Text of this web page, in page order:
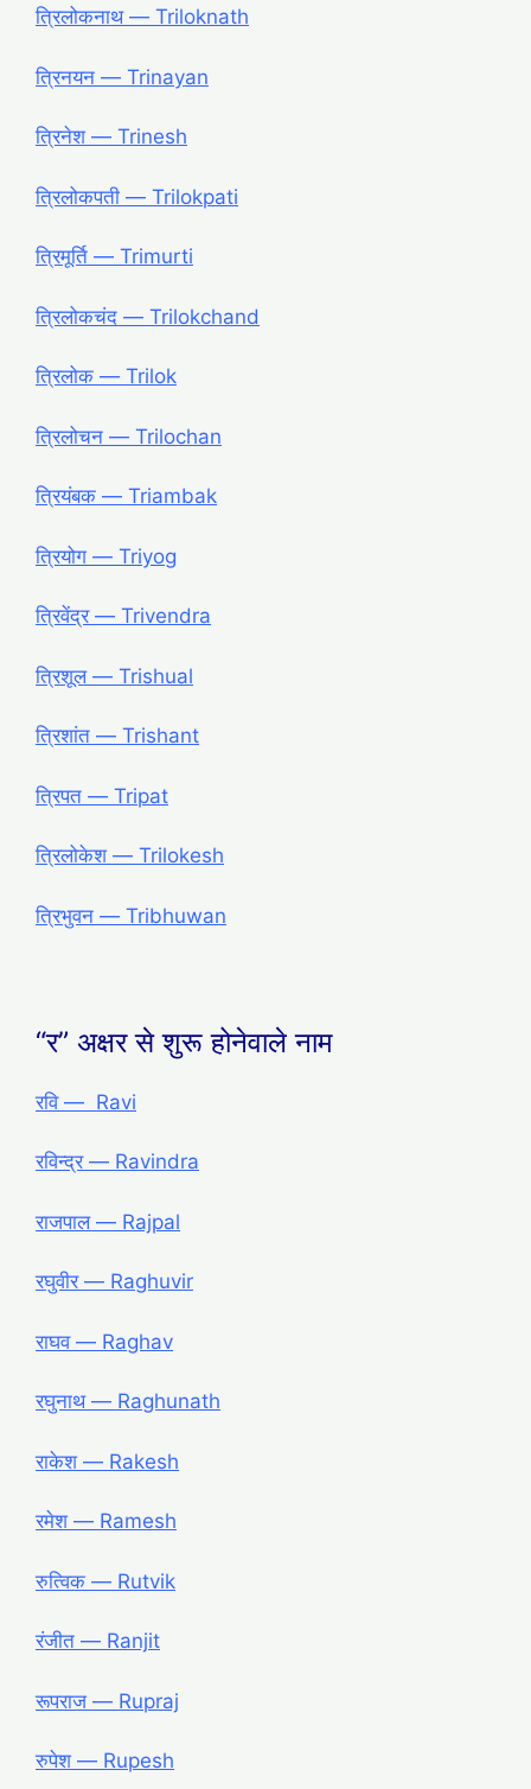
त्रिलोकनाथ ― Triloknath
त्रिनयन ― Trinayan
त्रिनेश ― Trinesh
त्रिलोकपती ― Trilokpati
त्रिमूर्ति ― Trimurti
त्रिलोकचंद ― Trilokchand
त्रिलोक ― Trilok
त्रिलोचन ― Trilochan
त्रियंबक ― Triambak
त्रियोग ― Triyog
त्रिवेंद्र ― Trivendra
त्रिशूल ― Trishual
त्रिशांत ― Trishant
त्रिपत ― Tripat
त्रिलोकेश ― Trilokesh
त्रिभुवन ― Tribhuwan
“र” अक्षर से शुरू होनेवाले नाम
रवि ― Ravi
रविन्द्र ― Ravindra
राजपाल ― Rajpal
रघुवीर ― Raghuvir
राघव ― Raghav
रघुनाथ ― Raghunath
राकेश ― Rakesh
रमेश ― Ramesh
रुत्विक ― Rutvik
रंजीत ― Ranjit
रूपराज ― Rupraj
रुपेश ― Rupesh